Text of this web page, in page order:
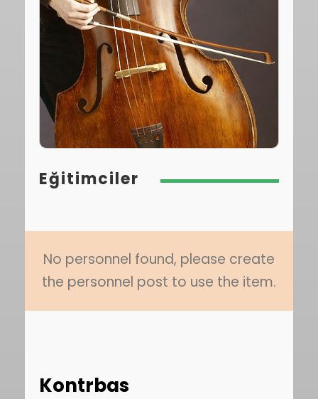
Eğitimciler
No personnel found, please create
the personnel post to use the item.
Kontrbas